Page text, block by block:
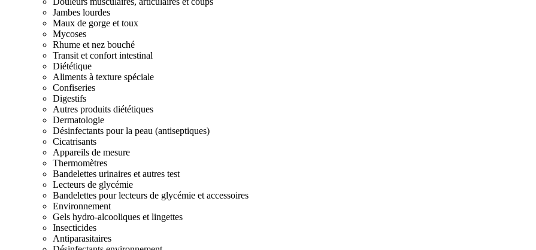
Jambes lourdes
Maux de gorge et toux
Mycoses
Rhume et nez bouché
Transit et confort intestinal
Diététique
Aliments à texture spéciale
Confiseries
Digestifs
Autres produits diététiques
Dermatologie
Désinfectants pour la peau (antiseptiques)
Cicatrisants
Appareils de mesure
Thermomètres
Bandelettes urinaires et autres test
Lecteurs de glycémie
Bandelettes pour lecteurs de glycémie et accessoires
Environnement
Gels hydro-alcooliques et lingettes
Insecticides
Antiparasitaires